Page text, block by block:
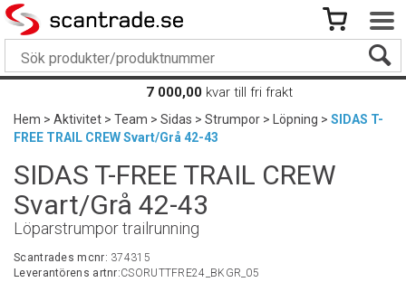
7 000,00 kvar till fri frakt
Hem>Aktivitet>Team>Sidas>Strumpor> Löpning>SIDAS T-
FREE TRAIL CREW Svart/Grå 42-43
SIDAS T-FREE TRAIL CREW
Svart/Grå 42-43
Löparstrumpor trailrunning
Scantrades mcnr: 374315
Leverantörens artnr:CSORUTTFRE24_BKGR_05